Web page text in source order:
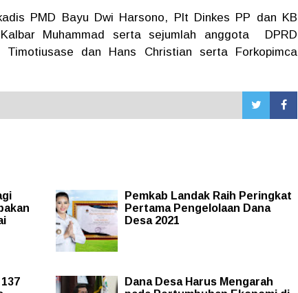
PMD Bayu Dwi Harsono, Plt Dinkes PP dan KB
Muhammad serta sejumlah anggota DPRD
Timotiusase dan Hans Christian serta Forkopimca
Pemkab Landak Raih Peringkat
Pertama Pengelolaan Dana
Desa 2021
Dana Desa Harus Mengarah